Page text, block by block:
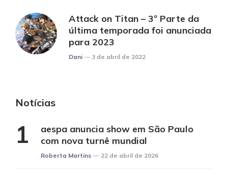
Attack on Titan – 3º Parte da
última temporada foi anunciada
para 2023
Posted
Dani 3 de abril de 2022
Notícias
aespa anuncia show em São Paulo
com nova turnê mundial
Posted
Roberta Martins 22 de abril de 2026